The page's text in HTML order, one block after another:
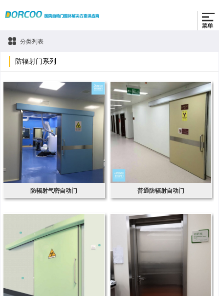
分类列表
防辐射门系列
防辐射气密自动门 普通防辐射自动门